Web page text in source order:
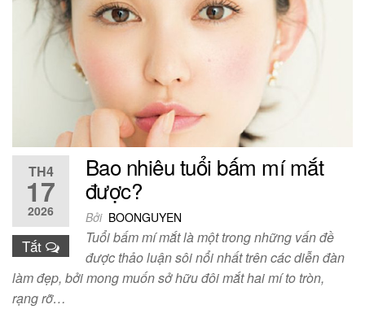
TH4
17
2026
Tắt
Bao nhiêu tuổi bấm mí mắt
được?
Bởi BOONGUYEN
Tuổi bấm mí mắt là một trong những vấn đề
được thảo luận sôi nổi nhất trên các diễn đàn
làm đẹp, bởi mong muốn sở hữu đôi mắt hai mí to tròn,
rạng rỡ…